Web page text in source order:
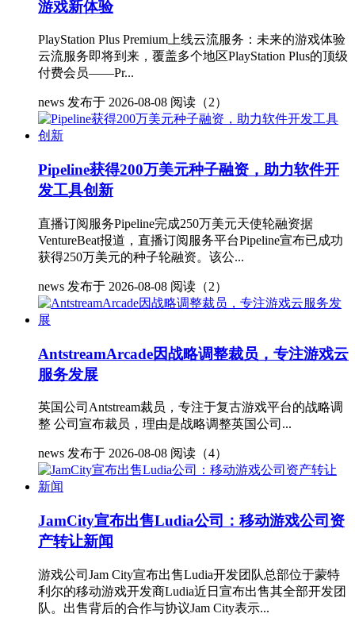
游戏新体验
PlayStation Plus Premium上线云流服务：未来的游戏体验
云流服务即将到来，覆盖多个地区PlayStation Plus的顶级
付费会员——Pr...
news 发布于 2026-08-08 阅读（2）
Pipeline获得200万美元种子融资，助力软件开
发工具创新
直播订阅服务Pipeline完成250万美元天使轮融资据
VentureBeat报道，直播订阅服务平台Pipeline宣布已成功
获得250万美元的种子轮融资。该公...
news 发布于 2026-08-08 阅读（2）
AntstreamArcade因战略调整裁员，专注游戏云
服务发展
英国公司Antstream裁员，专注于复古游戏平台的战略调
整 公司宣布裁员，理由是战略调整英国公司...
news 发布于 2026-08-08 阅读（4）
JamCity宣布出售Ludia公司：移动游戏公司资
产转让新闻
游戏公司Jam City宣布出售Ludia开发团队总部位于蒙特
利尔的移动游戏开发商Ludia近日宣布出售其全部开发团
队。出售背后的合作与协议Jam City表示...